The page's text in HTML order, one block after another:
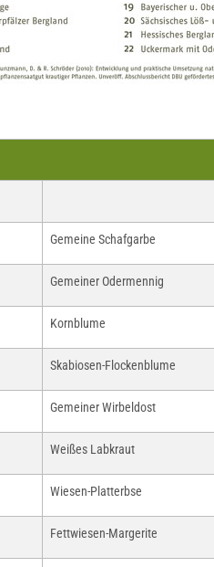
Gemeine Schafgarbe
Gemeiner Odermennig
Kornblume
Skabiosen-Flockenblume
Gemeiner Wirbeldost
Weißes Labkraut
Wiesen-Platterbse
Fettwiesen-Margerite